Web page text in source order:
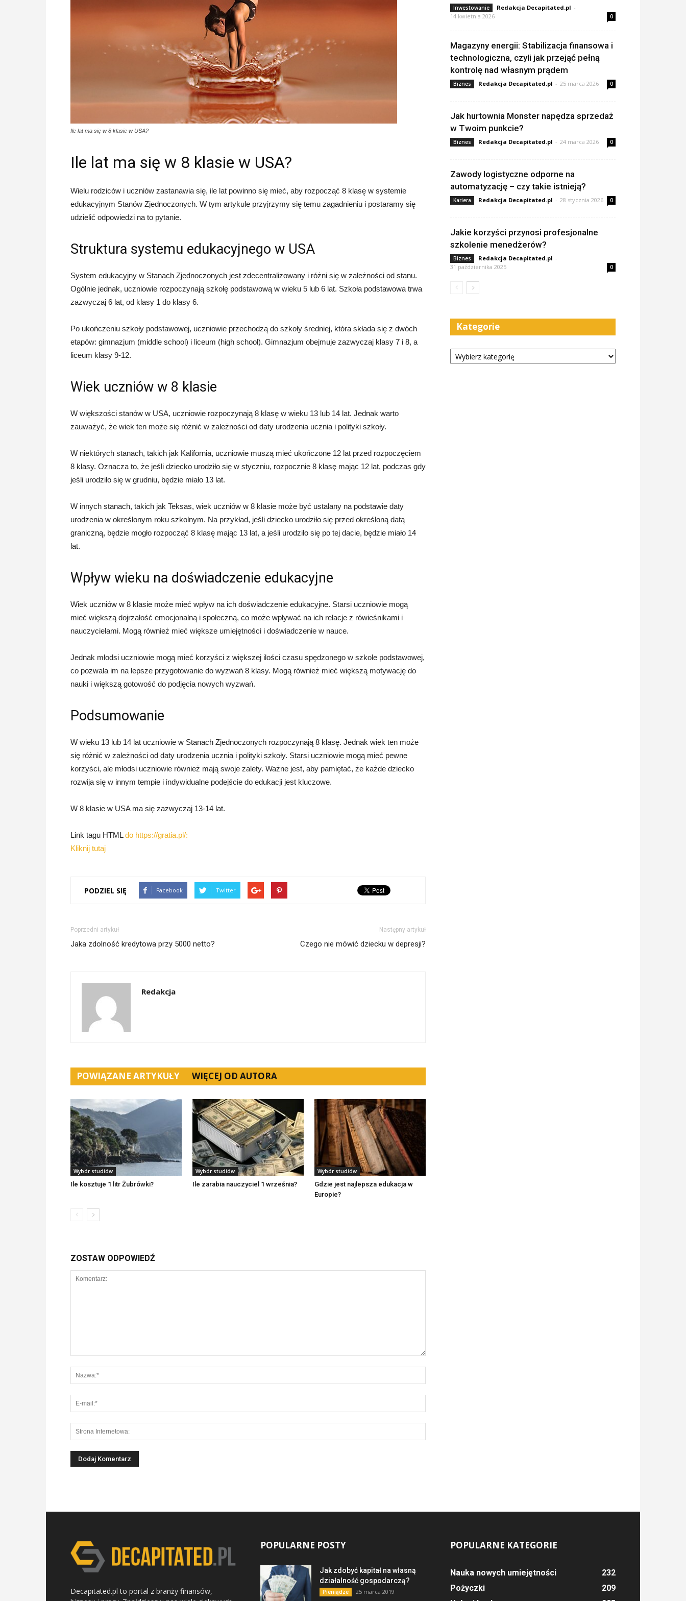
Ile lat ma się w 8 klasie w USA?
Ile lat ma się w 8 klasie w USA?
Wielu rodziców i uczniów zastanawia się, ile lat powinno się mieć, aby rozpocząć 8 klasę w systemie
edukacyjnym Stanów Zjednoczonych. W tym artykule przyjrzymy się temu zagadnieniu i postaramy się
udzielić odpowiedzi na to pytanie.
Struktura systemu edukacyjnego w USA
System edukacyjny w Stanach Zjednoczonych jest zdecentralizowany i różni się w zależności od stanu.
Ogólnie jednak, uczniowie rozpoczynają szkołę podstawową w wieku 5 lub 6 lat. Szkoła podstawowa trwa
zazwyczaj 6 lat, od klasy 1 do klasy 6.
Po ukończeniu szkoły podstawowej, uczniowie przechodzą do szkoły średniej, która składa się z dwóch
etapów: gimnazjum (middle school) i liceum (high school). Gimnazjum obejmuje zazwyczaj klasy 7 i 8, a
liceum klasy 9-12.
Wiek uczniów w 8 klasie
W większości stanów w USA, uczniowie rozpoczynają 8 klasę w wieku 13 lub 14 lat. Jednak warto
zauważyć, że wiek ten może się różnić w zależności od daty urodzenia ucznia i polityki szkoły.
W niektórych stanach, takich jak Kalifornia, uczniowie muszą mieć ukończone 12 lat przed rozpoczęciem
8 klasy. Oznacza to, że jeśli dziecko urodziło się w styczniu, rozpocznie 8 klasę mając 12 lat, podczas gdy
jeśli urodziło się w grudniu, będzie miało 13 lat.
W innych stanach, takich jak Teksas, wiek uczniów w 8 klasie może być ustalany na podstawie daty
urodzenia w określonym roku szkolnym. Na przykład, jeśli dziecko urodziło się przed określoną datą
graniczną, będzie mogło rozpocząć 8 klasę mając 13 lat, a jeśli urodziło się po tej dacie, będzie miało 14
lat.
Wpływ wieku na doświadczenie edukacyjne
Wiek uczniów w 8 klasie może mieć wpływ na ich doświadczenie edukacyjne. Starsi uczniowie mogą
mieć większą dojrzałość emocjonalną i społeczną, co może wpływać na ich relacje z rówieśnikami i
nauczycielami. Mogą również mieć większe umiejętności i doświadczenie w nauce.
Jednak młodsi uczniowie mogą mieć korzyści z większej ilości czasu spędzonego w szkole podstawowej,
co pozwala im na lepsze przygotowanie do wyzwań 8 klasy. Mogą również mieć większą motywację do
nauki i większą gotowość do podjęcia nowych wyzwań.
Podsumowanie
W wieku 13 lub 14 lat uczniowie w Stanach Zjednoczonych rozpoczynają 8 klasę. Jednak wiek ten może
się różnić w zależności od daty urodzenia ucznia i polityki szkoły. Starsi uczniowie mogą mieć pewne
korzyści, ale młodsi uczniowie również mają swoje zalety. Ważne jest, aby pamiętać, że każde dziecko
rozwija się w innym tempie i indywidualne podejście do edukacji jest kluczowe.
W 8 klasie w USA ma się zazwyczaj 13-14 lat.
Link tagu HTMLdo https://gratia.pl/:
Kliknij tutaj
PODZIEL SIĘ Facebook Twitter
Poprzedni artykuł
Jaka zdolność kredytowa przy 5000 netto?
Następny artykuł
Czego nie mówić dziecku w depresji?
Redakcja
POWIĄZANE ARTYKUŁY WIĘCEJ OD AUTORA
Wybór studiów
Ile kosztuje 1 litr Żubrówki?
Wybór studiów
Ile zarabia nauczyciel 1 września?
Wybór studiów
Gdzie jest najlepsza edukacja w
Europie?
ZOSTAW ODPOWIEDŹ
Inwestowanie Redakcja Decapitated.pl -
14 kwietnia 2026
0
Magazyny energii: Stabilizacja finansowa i
technologiczna, czyli jak przejąć pełną
kontrolę nad własnym prądem
Biznes Redakcja Decapitated.pl - 25 marca 2026 0
Jak hurtownia Monster napędza sprzedaż
w Twoim punkcie?
Biznes Redakcja Decapitated.pl - 24 marca 2026 0
Zawody logistyczne odporne na
automatyzację – czy takie istnieją?
Kariera Redakcja Decapitated.pl - 28 stycznia 2026 0
Jakie korzyści przynosi profesjonalne
szkolenie menedżerów?
Biznes Redakcja Decapitated.pl -
31 października 2025
0
Kategorie
Kategorie
Decapitated.pl to portal z branży finansów,
POPULARNE POSTY
Jak zdobyć kapitał na własną
działalność gospodarczą?
Pieniądze 25 marca 2019
POPULARNE KATEGORIE
Nauka nowych umiejętności
232
Pożyczki
209